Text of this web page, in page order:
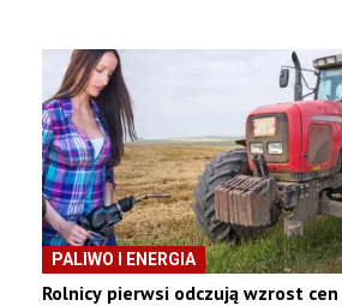
PALIWO I ENERGIA
Rolnicy pierwsi odczują wzrost cen